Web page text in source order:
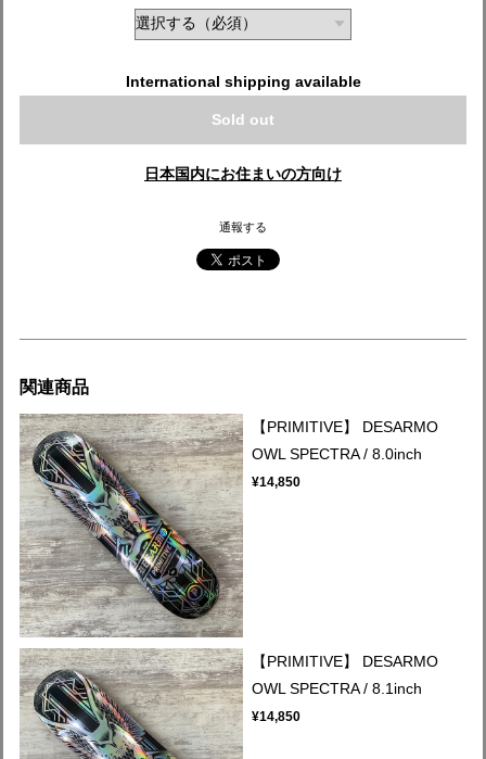
International shipping available
Sold out
日本国内にお住まいの方向け
通報する
関連商品
【PRIMITIVE】 DESARMO
OWL SPECTRA / 8.0inch
¥14,850
【PRIMITIVE】 DESARMO
OWL SPECTRA / 8.1inch
¥14,850